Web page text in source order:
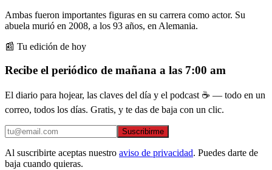
Ambas fueron importantes figuras en su carrera como actor. Su
abuela murió en 2008, a los 93 años, en Alemania.
📰 Tu edición de hoy
Recibe el periódico de mañana a las 7:00 am
El diario para hojear, las claves del día y el podcast ☕ — todo en un
correo, todos los días. Gratis, y te das de baja con un clic.
Suscribirme
Al suscribirte aceptas nuestro aviso de privacidad. Puedes darte de
baja cuando quieras.